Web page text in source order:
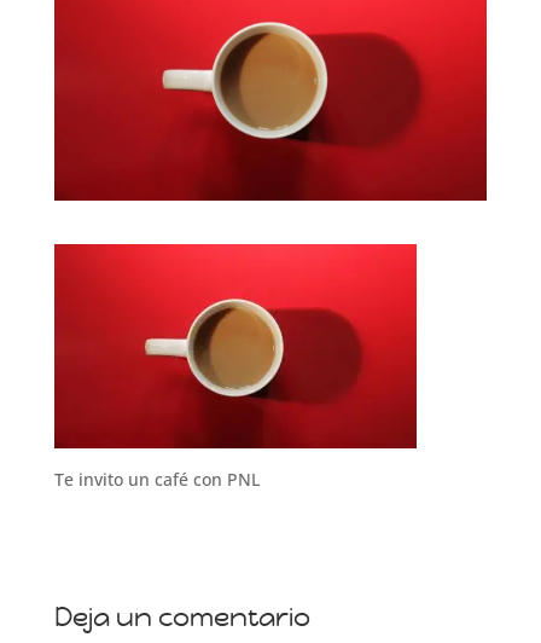
Te invito un café con PNL
Deja un comentario